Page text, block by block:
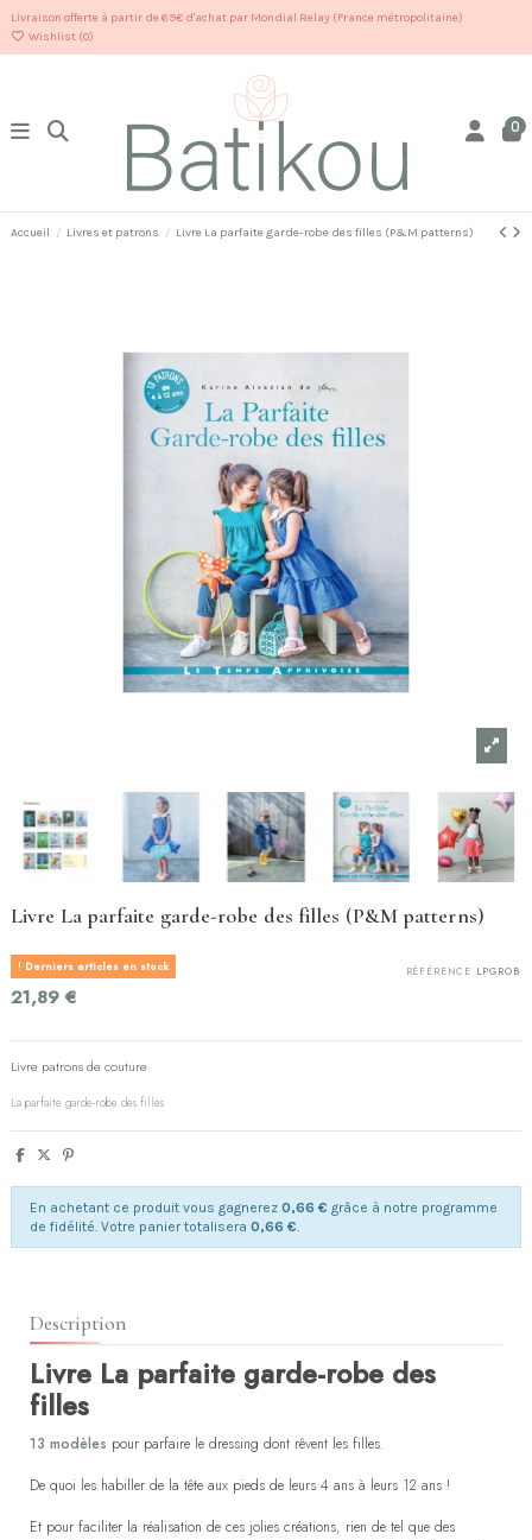
Livraison offerte à partir de 69€ d'achat par Mondial Relay (France métropolitaine)
Wishlist (0)
0
Accueil Livres et patrons Livre La parfaite garde-robe des filles (P&M patterns)
Livre La parfaite garde-robe des filles (P&M patterns)
RÉFÉRENCE LPGROB
Derniers articles en stock
21,89 €
Livre patrons de couture
La parfaite garde-robe des filles
En achetant ce produit vous gagnerez 0,66 € grâce à notre programme
de fidélité. Votre panier totalisera 0,66 €.
Description
Livre La parfaite garde-robe des
filles
13 modèles pour parfaire le dressing dont rêvent les filles.
De quoi les habiller de la tête aux pieds de leurs 4 ans à leurs 12 ans !
Et pour faciliter la réalisation de ces jolies créations, rien de tel que des